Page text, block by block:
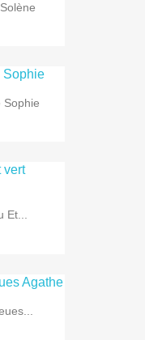
Sophie
Et...